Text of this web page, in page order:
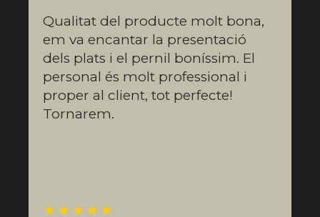
Qualitat del producte molt bona,
em va encantar la presentació
dels plats i el pernil boníssim. El
personal és molt professional i
proper al client, tot perfecte!
Tornarem.
★★★★★